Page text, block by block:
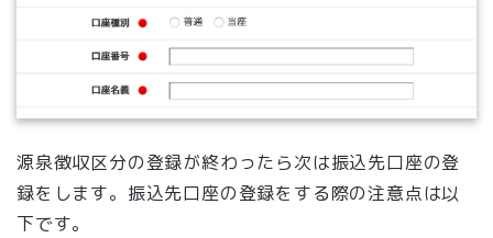
源泉徴収区分の登録が終わったら次は振込先口座の登
録をします。振込先口座の登録をする際の注意点は以
下です。